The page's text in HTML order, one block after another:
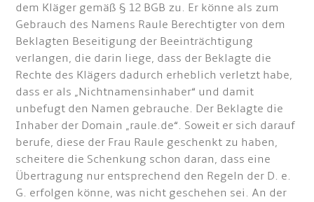
dem Kläger gemäß § 12 BGB zu. Er könne als zum
Gebrauch des Namens Raule Berechtigter von dem
Beklagten Beseitigung der Beeinträchtigung
verlangen, die darin liege, dass der Beklagte die
Rechte des Klägers dadurch erheblich verletzt habe,
dass er als „Nichtnamensinhaber“ und damit
unbefugt den Namen gebrauche. Der Beklagte die
Inhaber der Domain „raule.de“. Soweit er sich darauf
berufe, diese der Frau Raule geschenkt zu haben,
scheitere die Schenkung schon daran, dass eine
Übertragung nur entsprechend den Regeln der D. e.
G. erfolgen könne, was nicht geschehen sei. An der